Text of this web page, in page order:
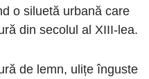
o siluetă urbană care
din secolul al XIII-lea.
de lemn, ulițe înguste